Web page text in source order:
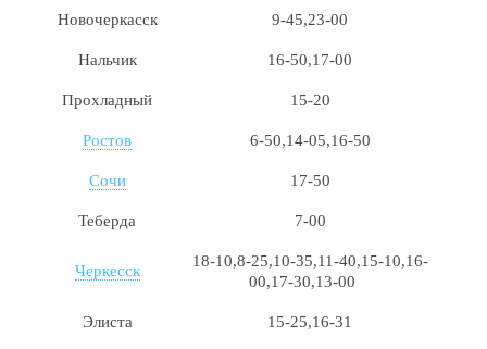
Новочеркасск 9-45,23-00
Нальчик 16-50,17-00
Прохладный 15-20
Ростов 6-50,14-05,16-50
Сочи 17-50
Теберда 7-00
Черкесск
18-10,8-25,10-35,11-40,15-10,16-
00,17-30,13-00
Элиста 15-25,16-31